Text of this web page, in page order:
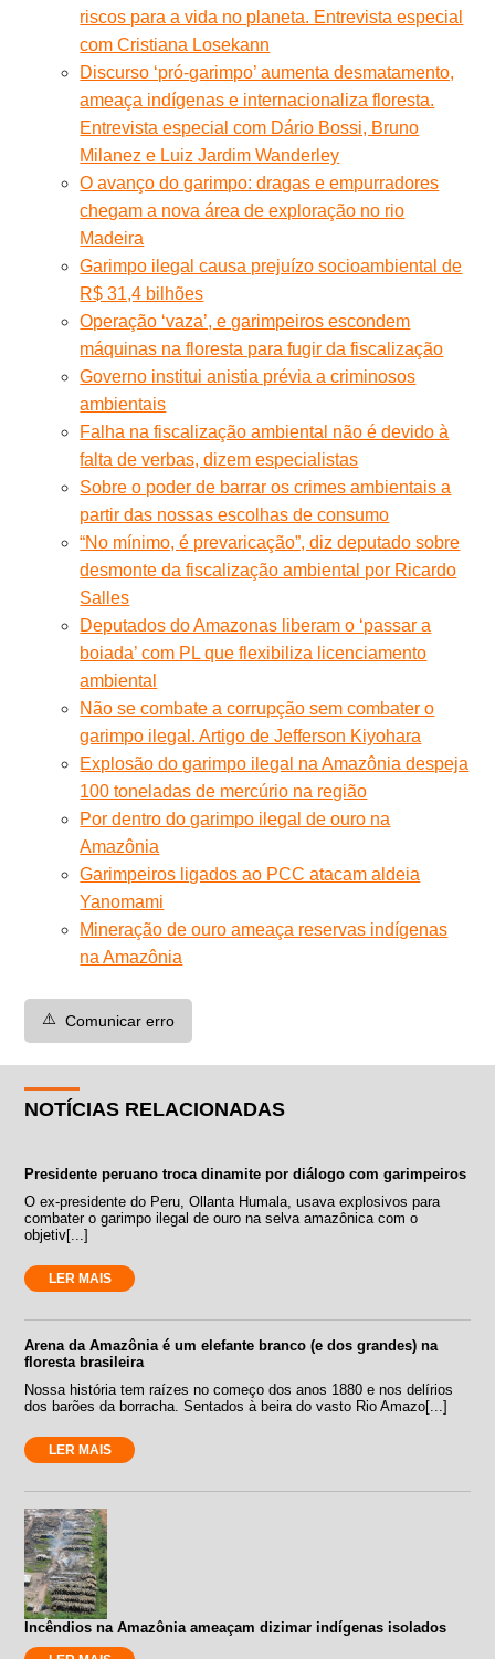
riscos para a vida no planeta. Entrevista especial
com Cristiana Losekann
Discurso ‘pró-garimpo’ aumenta desmatamento,
ameaça indígenas e internacionaliza floresta.
Entrevista especial com Dário Bossi, Bruno
Milanez e Luiz Jardim Wanderley
O avanço do garimpo: dragas e empurradores
chegam a nova área de exploração no rio
Madeira
Garimpo ilegal causa prejuízo socioambiental de
R$ 31,4 bilhões
Operação ‘vaza’, e garimpeiros escondem
máquinas na floresta para fugir da fiscalização
Governo institui anistia prévia a criminosos
ambientais
Falha na fiscalização ambiental não é devido à
falta de verbas, dizem especialistas
Sobre o poder de barrar os crimes ambientais a
partir das nossas escolhas de consumo
“No mínimo, é prevaricação”, diz deputado sobre
desmonte da fiscalização ambiental por Ricardo
Salles
Deputados do Amazonas liberam o ‘passar a
boiada’ com PL que flexibiliza licenciamento
ambiental
Não se combate a corrupção sem combater o
garimpo ilegal. Artigo de Jefferson Kiyohara
Explosão do garimpo ilegal na Amazônia despeja
100 toneladas de mercúrio na região
Por dentro do garimpo ilegal de ouro na
Amazônia
Garimpeiros ligados ao PCC atacam aldeia
Yanomami
Mineração de ouro ameaça reservas indígenas
na Amazônia
⚠️ Comunicar erro
NOTÍCIAS RELACIONADAS
Presidente peruano troca dinamite por diálogo com garimpeiros
O ex-presidente do Peru, Ollanta Humala, usava explosivos para
combater o garimpo ilegal de ouro na selva amazônica com o
objetiv[...]
LER MAIS
Arena da Amazônia é um elefante branco (e dos grandes) na
floresta brasileira
Nossa história tem raízes no começo dos anos 1880 e nos delírios
dos barões da borracha. Sentados à beira do vasto Rio Amazo[...]
LER MAIS
Incêndios na Amazônia ameaçam dizimar indígenas isolados